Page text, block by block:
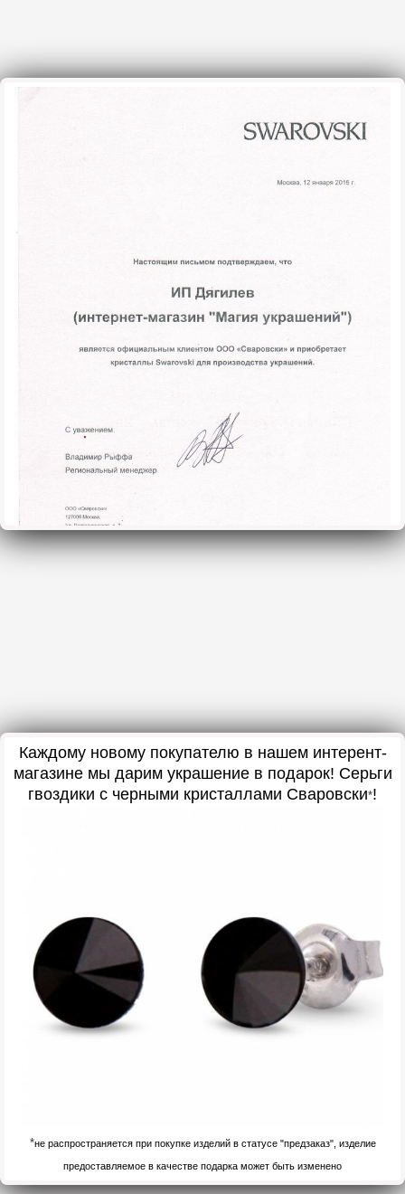
Каждому новому покупателю в нашем интерент-
магазине мы дарим украшение в подарок! Серьги
гвоздики с черными кристаллами Сваровски*!
*не распространяется при покупке изделий в статусе "предзаказ", изделие
предоставляемое в качестве подарка может быть изменено